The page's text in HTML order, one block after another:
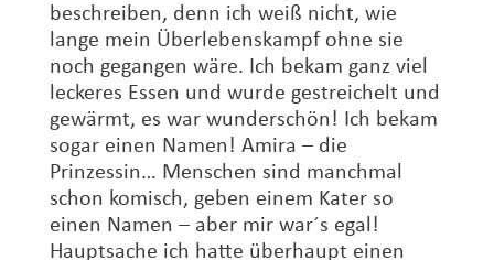
beschreiben, denn ich weiß nicht, wie
lange mein Überlebenskampf ohne sie
noch gegangen wäre. Ich bekam ganz viel
leckeres Essen und wurde gestreichelt und
gewärmt, es war wunderschön! Ich bekam
sogar einen Namen! Amira – die
Prinzessin… Menschen sind manchmal
schon komisch, geben einem Kater so
einen Namen – aber mir war´s egal!
Hauptsache ich hatte überhaupt einen